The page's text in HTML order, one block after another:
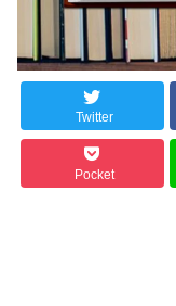
Twitter
Pocket